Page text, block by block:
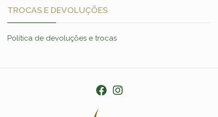
TROCAS E DEVOLUÇÕES
Política de devoluções e trocas